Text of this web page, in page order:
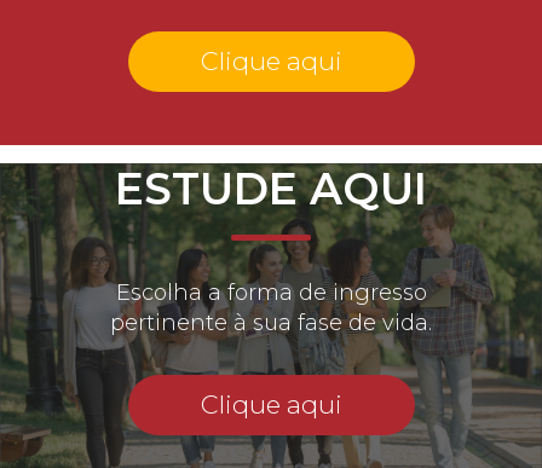
Clique aqui
ESTUDE AQUI
Escolha a forma de ingresso
pertinente à sua fase de vida.
Clique aqui